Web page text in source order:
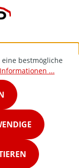
eine bestmögliche
...